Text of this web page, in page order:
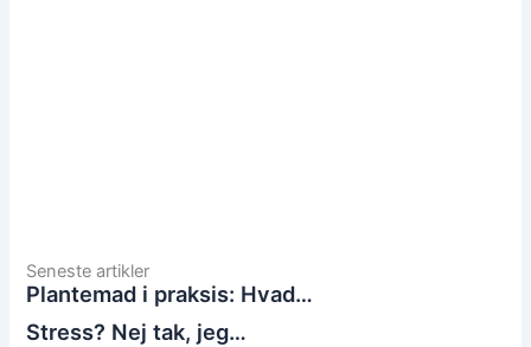
Seneste artikler
Plantemad i praksis: Hvad…
Stress? Nej tak, jeg…